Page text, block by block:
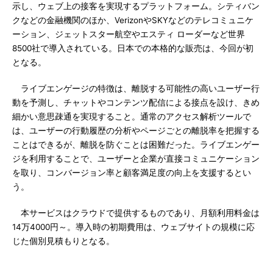
示し、ウェブ上の接客を実現するプラットフォーム。シティバン
クなどの金融機関のほか、VerizonやSKYなどのテレコミュニケ
ーション、ジェットスター航空やエスティ ローダーなど世界
8500社で導入されている。日本での本格的な販売は、今回が初
となる。
ライブエンゲージの特徴は、離脱する可能性の高いユーザー行
動を予測し、チャットやコンテンツ配信による接点を設け、きめ
細かい意思疎通を実現すること。通常のアクセス解析ツールで
は、ユーザーの行動履歴の分析やページごとの離脱率を把握する
ことはできるが、離脱を防ぐことは困難だった。ライブエンゲー
ジを利用することで、ユーザーと企業が直接コミュニケーション
を取り、コンバージョン率と顧客満足度の向上を支援するとい
う。
本サービスはクラウドで提供するものであり、月額利用料金は
14万4000円～。導入時の初期費用は、ウェブサイトの規模に応
じた個別見積もりとなる。